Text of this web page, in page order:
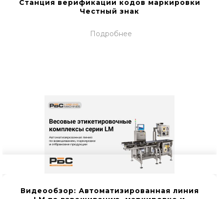
Станция верификации кодов маркировки
Честный знак
Подробнее
Видеообзор: Автоматизированная линия